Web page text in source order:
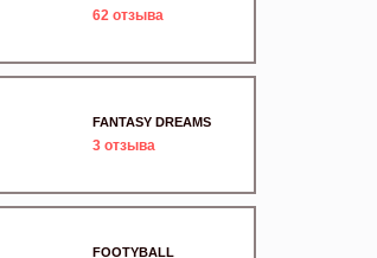
62 отзыва
FANTASY DREAMS
3 отзыва
FOOTYBALL